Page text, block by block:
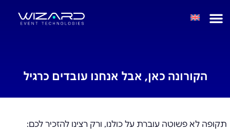
הקורונה כאן, אבל אנחנו עובדים כרגיל
תקופה לא פשוטה עוברת על כולנו, ורק רצינו להזכיר לכם: